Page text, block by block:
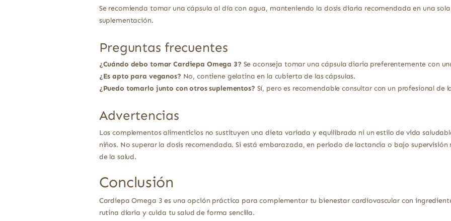
Se recomienda tomar una cápsula al día con agua, manteniendo la dosis diaria recomendada en una
suplementación.
Preguntas frecuentes
¿Cuándo debo tomar Cardiepa Omega 3? Se aconseja tomar una cápsula diaria preferentemente con
¿Es apto para veganos? No, contiene gelatina en la cubierta de las cápsulas.
¿Puedo tomarlo junto con otros suplementos? Sí, pero es recomendable consultar con un profesional de
Advertencias
Los complementos alimenticios no sustituyen una dieta variada y equilibrada ni un estilo de vida
niños. No superar la dosis recomendada. Si está embarazada, en periodo de lactancia o bajo
de la salud.
Conclusión
Cardiepa Omega 3 es una opción práctica para complementar tu bienestar cardiovascular con
rutina diaria y cuida tu salud de forma sencilla.